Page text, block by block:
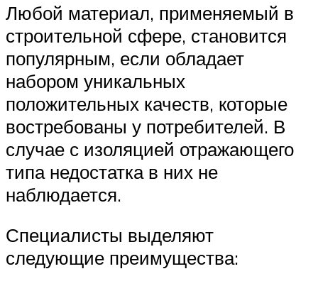
Любой материал, применяемый в
строительной сфере, становится
популярным, если обладает
набором уникальных
положительных качеств, которые
востребованы у потребителей. В
случае с изоляцией отражающего
типа недостатка в них не
наблюдается.
Специалисты выделяют
следующие преимущества: